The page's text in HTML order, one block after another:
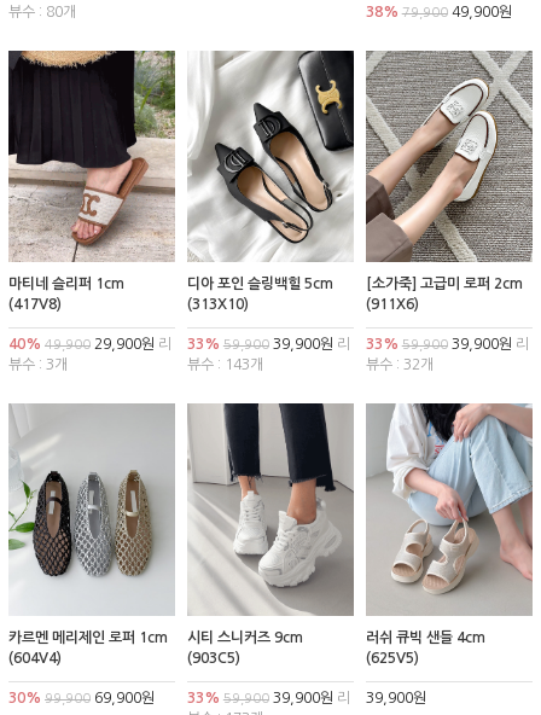
뷰수 : 80개
38% 79,90049,900원
마티네 슬리퍼 1cm
(417V8)
40% 49,900 29,900원 리
뷰수 : 3개
디아 포인 슬링백힐 5cm
(313X10)
33% 59,90039,900원 리
뷰수 : 143개
[소가죽] 고급미 로퍼 2cm
(911X6)
33% 59,90039,900원 리
뷰수 : 32개
카르멘 메리제인 로퍼 1cm
(604V4)
30% 99,900 69,900원
시티 스니커즈 9cm
(903C5)
33% 59,90039,900원 리
러쉬 큐빅 샌들 4cm
(625V5)
39,900원